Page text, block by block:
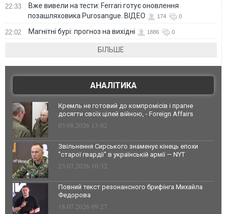
22:33
Вже вивели на тести: Ferrari готує оновлення
позашляховика Purosangue. ВІДЕО
174 0
22:02 Магнітні бурі: прогноз на вихідні 1886 0
БІЛЬШЕ
АНАЛІТИКА
Кремль не готовий до компромісів і прагне
досягти своїх цілей війною, - Foreign Affairs
03.08.2026 13:02
Звільнення Сирського знаменує кінець епохи
"старої гвардії" в українській армії — NYT
23.07.2026 10:32
Повний текст резонансного брифінга Михайла
Федорова
18.07.2026 09:27